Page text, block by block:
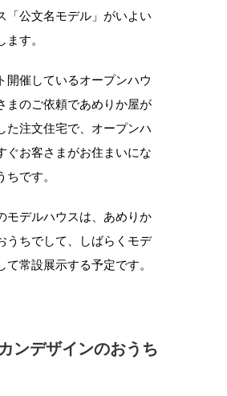
「公文名モデル」がいよい
す。
開催しているオープンハウ
まのご依頼であめりか屋が
た注文住宅で、オープンハ
ぐお客さまがお住まいにな
です。
モデルハウスは、あめりか
うちでして、しばらくモデ
て常設展示する予定です。
ンデザインのおうち